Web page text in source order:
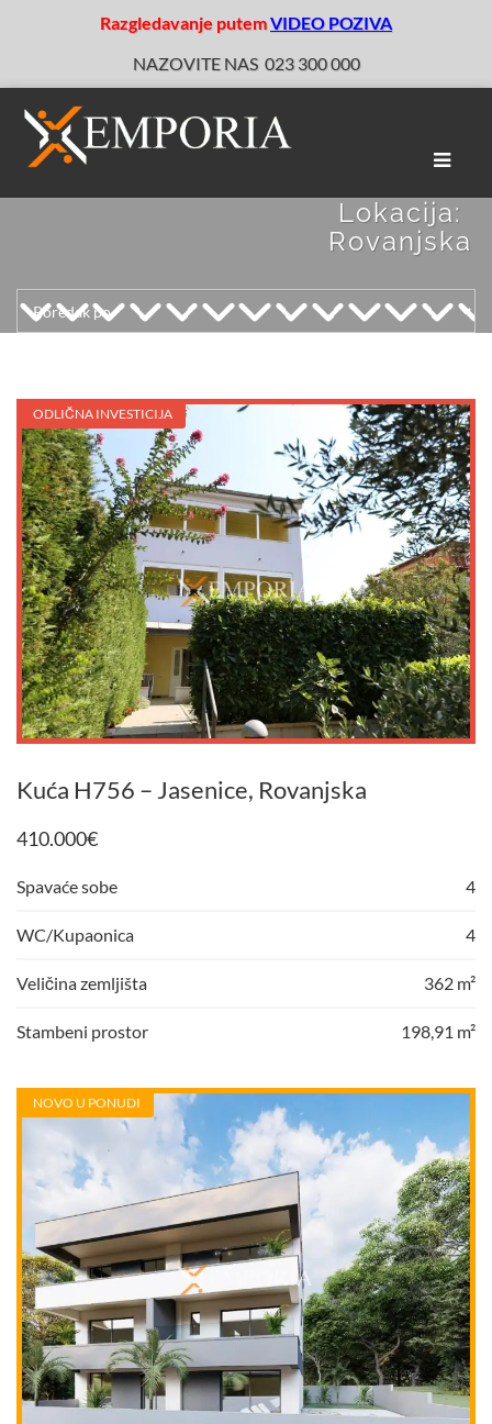
Razgledavanje putemVIDEO POZIVA
NAZOVITE NAS 023 300 000
Toggle
Lokacija:
Rovanjska
ODLIČNA INVESTICIJA
Kuća H756 – Jasenice, Rovanjska
410.000€
Spavaće sobe 4
WC/Kupaonica 4
Veličina zemljišta 362 m²
Stambeni prostor 198,91 m²
NOVO U PONUDI